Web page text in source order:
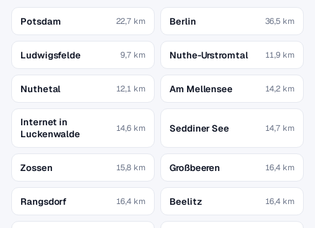
Potsdam 22,7 km Berlin 36,5 km
Ludwigsfelde 9,7 km Nuthe-Urstromtal 11,9 km
Nuthetal 12,1 km Am Mellensee 14,2 km
Internet in
Luckenwalde
14,6 km Seddiner See 14,7 km
Zossen 15,8 km Großbeeren 16,4 km
Rangsdorf 16,4 km Beelitz 16,4 km